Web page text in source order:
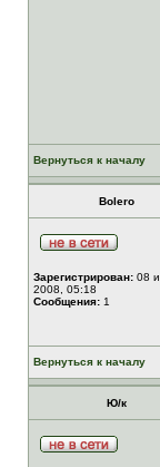
Вернуться к началу
Bolero
Зарегистрирован: 08
2008, 05:18
Сообщения: 1
Вернуться к началу
Ю/к